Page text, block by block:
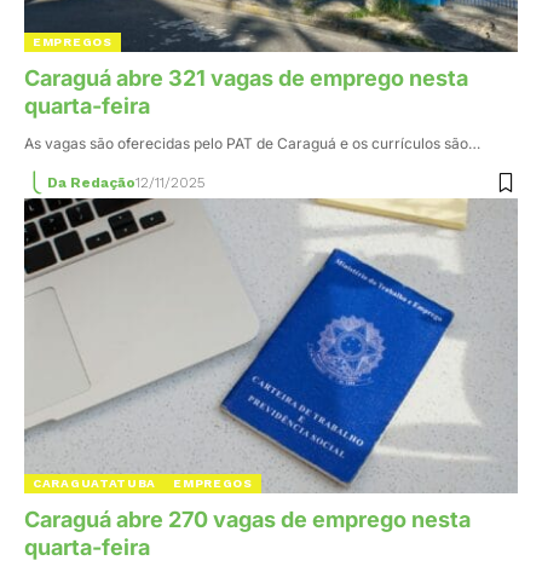
EMPREGOS
Caraguá abre 321 vagas de emprego nesta
quarta-feira
As vagas são oferecidas pelo PAT de Caraguá e os currículos são…
Da Redação12/11/2025
CARAGUATATUBA EMPREGOS
Caraguá abre 270 vagas de emprego nesta
quarta-feira